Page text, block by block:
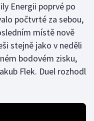
Energii poprvé po
počtvrté za sebou,
místě nově
stejně jako v neděli
bodovém zisku,
Flek. Duel rozhodl